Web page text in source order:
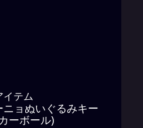
テム
ョぬいぐるみキー
ーボール)